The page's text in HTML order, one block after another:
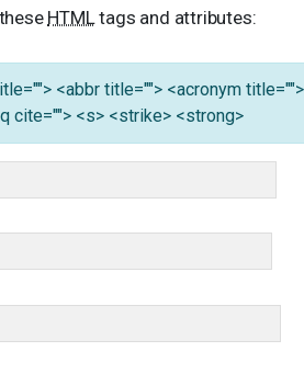
HTMLtags and attributes:
<abbr title=""> <acronym
cite=""> <s> <strike> <strong>